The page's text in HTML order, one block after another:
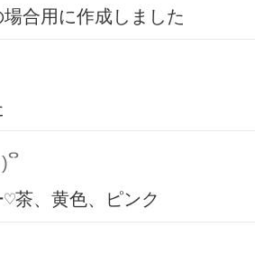
合用に作成しました
茶、黄色、ピンク